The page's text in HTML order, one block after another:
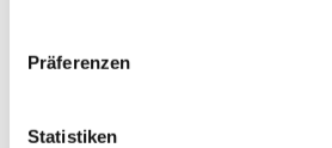
Präferenzen
Statistiken